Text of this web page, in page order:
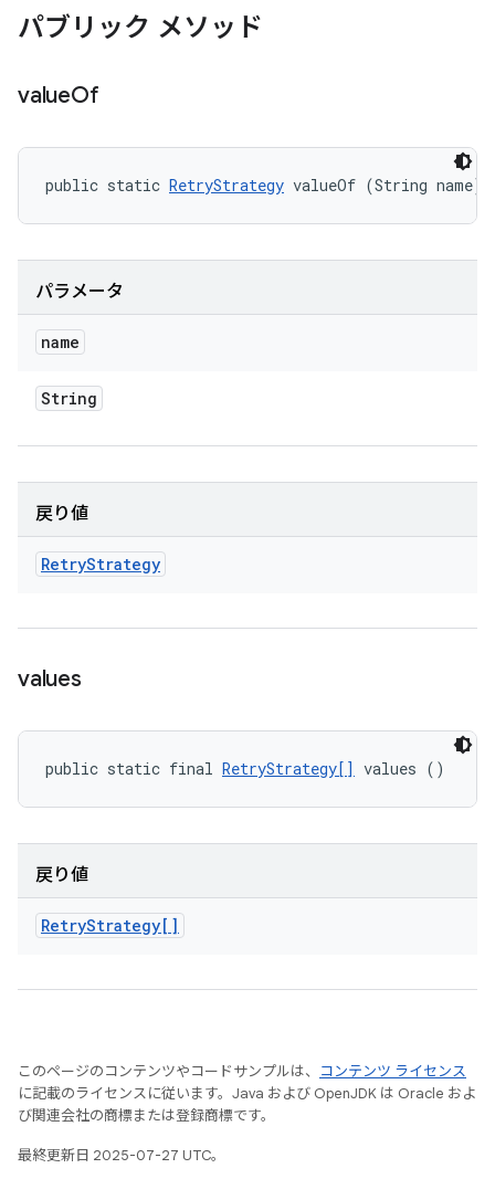
パブリック メソッド
valueOf
public static RetryStrategy valueOf (String name)
パラメータ
name
String
戻り値
RetryStrategy
values
public static final RetryStrategy[] values ()
戻り値
RetryStrategy[]
このページのコンテンツやコードサンプルは、
コンテンツ ライセンス
に記載のライセンスに従います。Java および OpenJDK は Oracle およ
び関連会社の商標または登録商標です。
最終更新日 2025-07-27 UTC。